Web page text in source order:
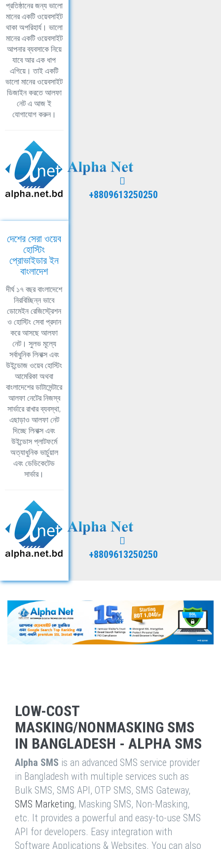
প্রতিষ্ঠানের জন্য ভালো
মানের একটি ওয়েবসাইট
থাকা অপরিহার্য। ভালো
মানের একটি ওয়েবসাইট
আপনার ব্যবসাকে নিয়ে
যাবে আর এক ধাপ
এগিয়ে। তাই একটি
ভালো মানের ওয়েবসাইট
ডিজাইন করতে আলফা
নেট এ আজ ই
যোগাযোগ করুন।
+8809613250250
দেশের সেরা ওয়েব
হোস্টিং
প্রোভাইডার ইন
বাংলাদেশ
দীর্ঘ ১৭ বছর বাংলাদেশে
নিরবিচ্ছিন্ন ভাবে
ডোমেইন রেজিস্ট্রেশন
ও হোস্টিং সেবা প্রদান
করে আসছে আলফা
নেট। সুলভ মূল্যে
সর্বাধুনিক লিনাক্স এবং
উইন্ডোজ ওয়েব হোস্টিং
আমেরিকা অথবা
বাংলাদেশের ডাটাসেন্টারে
আলফা নেটের নিজস্ব
সার্ভারে রাখার ব্যবস্থা,
এছাড়াও আলফা নেট
দিচ্ছে লিনাক্স এবং
উইন্ডোস প্লাটফর্মে
অত্যাধুনিক ভার্চুয়াল
এবং ডেডিকেটেড
সার্ভার।
+8809613250250
LOW-COST
MASKING/NONMASKING SMS
IN BANGLADESH - ALPHA SMS
Alpha SMS is an advanced SMS service provider
in Bangladesh with multiple services such as
Bulk SMS, SMS API, OTP SMS, SMS Gateway,
SMS Marketing, Masking SMS, Non-Masking,
etc. It provides a powerful and easy-to-use SMS
API for developers. Easy integration with
Software Applications & Websites. You can also